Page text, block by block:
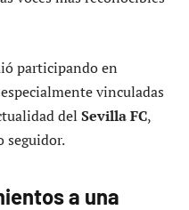
participando en
vinculadas
del Sevilla FC,
seguidor.
a una